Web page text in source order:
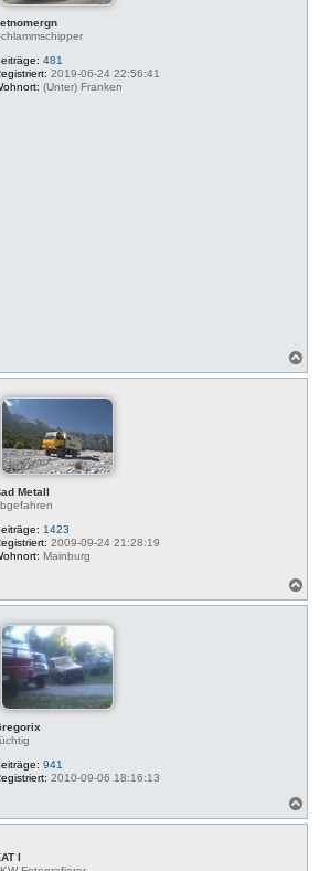
481
2019-06-24 22:56:41
(Unter) Franken
a
Metall
1423
2009-09-24 21:28:19
Mainburg
a
941
2010-09-06 18:16:13
a
I